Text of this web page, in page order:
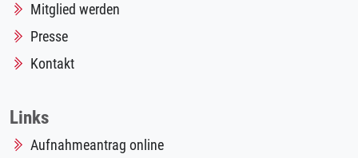
Mitglied werden
Presse
Kontakt
Links
Aufnahmeantrag online